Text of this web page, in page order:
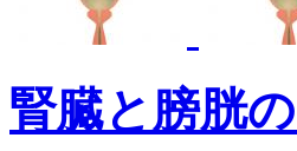
腎臓と膀胱